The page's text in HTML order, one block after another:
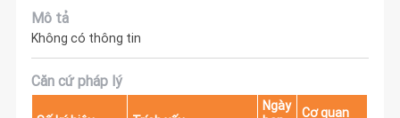
Mô tả
Không có thông tin
Căn cứ pháp lý
Ngày
Cơ quan